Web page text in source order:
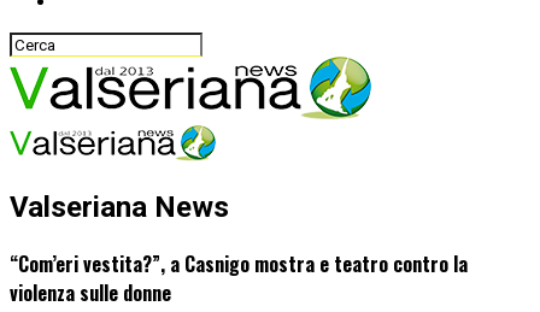
Valseriana News
“Com’eri vestita?”, a Casnigo mostra e teatro contro la
violenza sulle donne